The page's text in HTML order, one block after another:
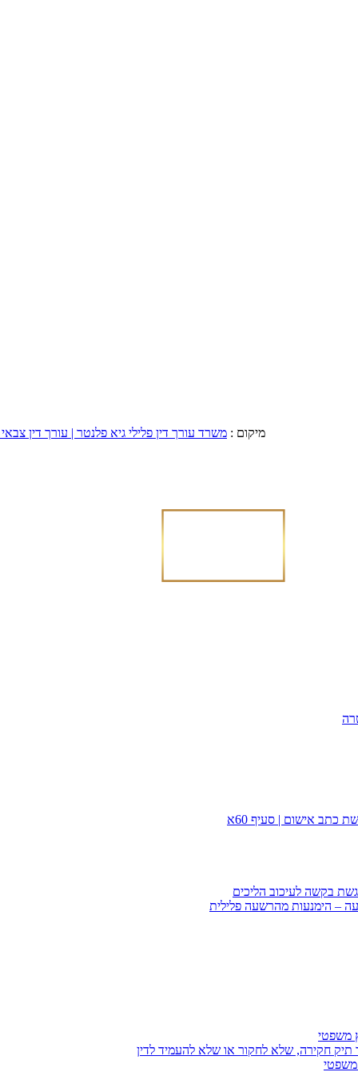
מיקום : משרד עורך דין פלילי גיא פלנטר | עורך דין
כתב אישום | סעיף 60א
בקשה לעיכוב הליכים
– הימנעות מהרשעה פלילית
משפטי
תיק חקירה, שלא לחקור או שלא להעמיד לדין
משפטי